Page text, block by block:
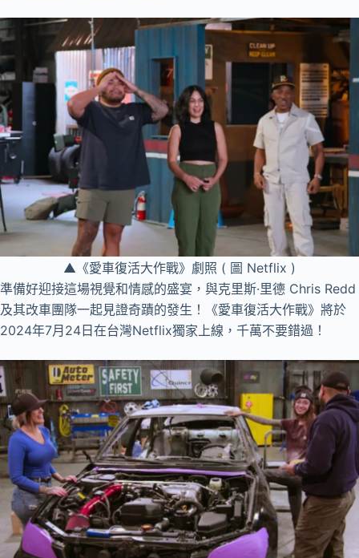
▲《愛車復活大作戰》劇照 ( 圖 Netflix )
準備好迎接這場視覺和情感的盛宴，與克里斯·里德 Chris Redd
及其改車團隊一起見證奇蹟的發生！《愛車復活大作戰》將於
2024年7月24日在台灣Netflix獨家上線，千萬不要錯過！